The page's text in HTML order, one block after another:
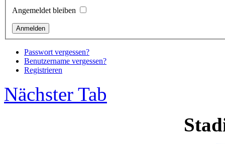
Angemeldet bleiben
Passwort vergessen?
Benutzername vergessen?
Registrieren
Nächster Tab